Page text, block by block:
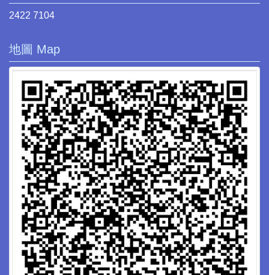
2422 7104
地圖 Map